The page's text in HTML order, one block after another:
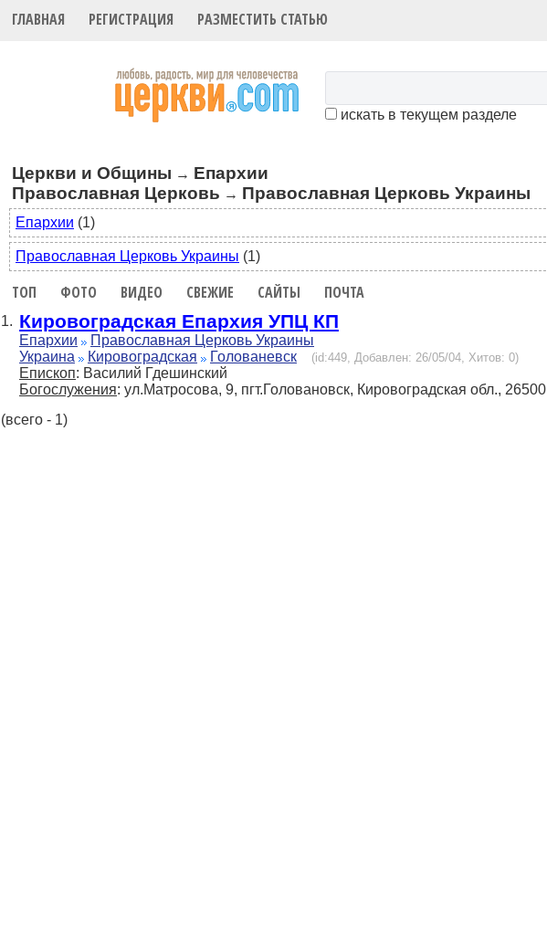
ГЛАВНАЯ РЕГИСТРАЦИЯ РАЗМЕСТИТЬ СТАТЬЮ
искать в текущем разделе
Церкви и Общины → Епархии
Православная Церковь → Православная Церковь Украины
Епархии (1)
Православная Церковь Украины (1)
ТОП ФОТО ВИДЕО СВЕЖИЕ САЙТЫ ПОЧТА
1. Кировоградская Епархия УПЦ КП
Епархии
Православная Церковь Украины
Украина
Кировоградская Голованевск (id:449, Добавлен: 26/05/04, Хитов: 0)
Епископ: Василий Гдешинский
Богослужения: ул.Матросова, 9, пгт.Головановск, Кировоградская обл., 26500
(всего - 1)